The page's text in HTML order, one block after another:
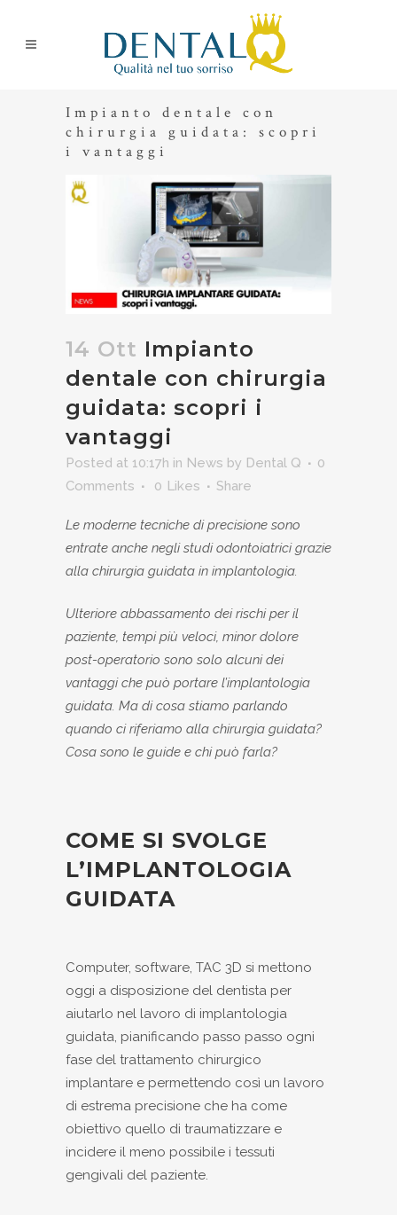
Impianto dentale con
chirurgia guidata: scopri
i vantaggi
14 Ott Impianto
dentale con chirurgia
guidata: scopri i
vantaggi
Posted at 10:17h in News by Dental Q
0
Comments
0 Likes Share
Le moderne tecniche di precisione sono
entrate anche negli studi odontoiatrici grazie
alla chirurgia guidata in implantologia.
Ulteriore abbassamento dei rischi per il
paziente, tempi più veloci, minor dolore
post-operatorio sono solo alcuni dei
vantaggi che può portare l’implantologia
guidata. Ma di cosa stiamo parlando
quando ci riferiamo alla chirurgia guidata?
Cosa sono le guide e chi può farla?
COME SI SVOLGE
L’IMPLANTOLOGIA
GUIDATA
Computer, software, TAC 3D si mettono
oggi a disposizione del dentista per
aiutarlo nel lavoro di implantologia
guidata, pianificando passo passo ogni
fase del trattamento chirurgico
implantare e permettendo così un lavoro
di estrema precisione che ha come
obiettivo quello di traumatizzare e
incidere il meno possibile i tessuti
gengivali del paziente.